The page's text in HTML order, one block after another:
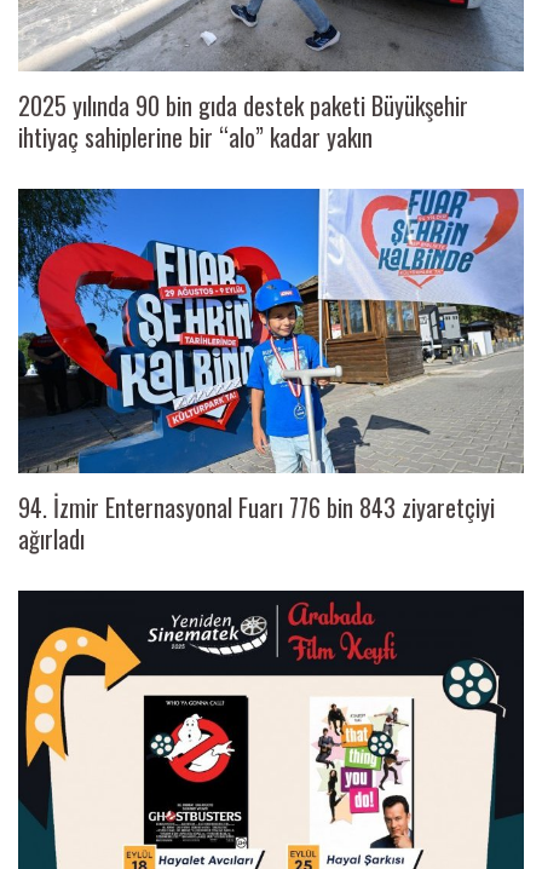
2025 yılında 90 bin gıda destek paketi Büyükşehir
ihtiyaç sahiplerine bir “alo” kadar yakın
94. İzmir Enternasyonal Fuarı 776 bin 843 ziyaretçiyi
ağırladı